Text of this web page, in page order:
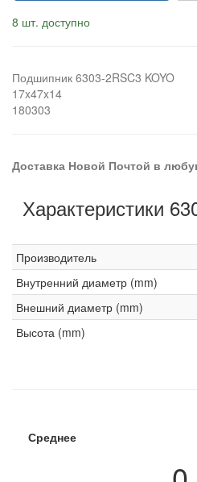
8 шт. доступно
Подшипник 6303-2RSC3 KOYO
17x47x14
180303
Доставка Новой Почтой в
Характеристики
Производитель
Внутренний диаметр (mm)
Внешний диаметр (mm)
Высота (mm)
Среднее